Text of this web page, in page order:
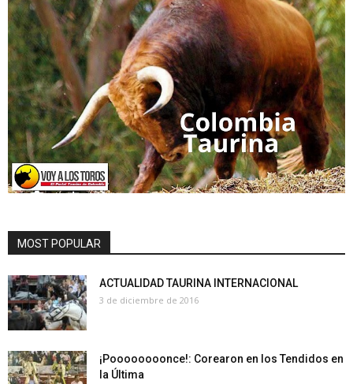
MOST POPULAR
ACTUALIDAD TAURINA INTERNACIONAL
3 de diciembre de 2016
¡Poooooooonce!: Corearon en los Tendidos en
la Última